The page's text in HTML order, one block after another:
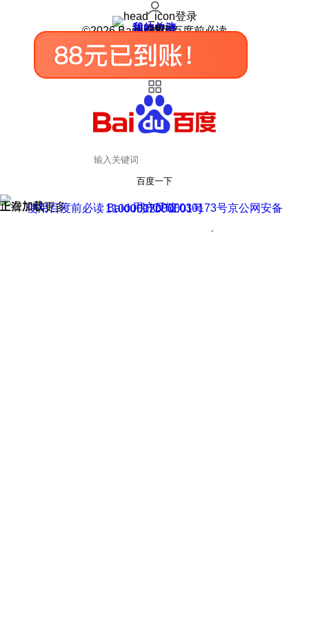
登录
我的关注
我的收藏
皮肤中心
用户反馈
设置
©2026 Baidu 使用百度前必读
百度一下
正在加载
上滑加载更多 用户反馈
使用百度前必读 Baidu 京ICP证030173号
京公网安备11000002000001号